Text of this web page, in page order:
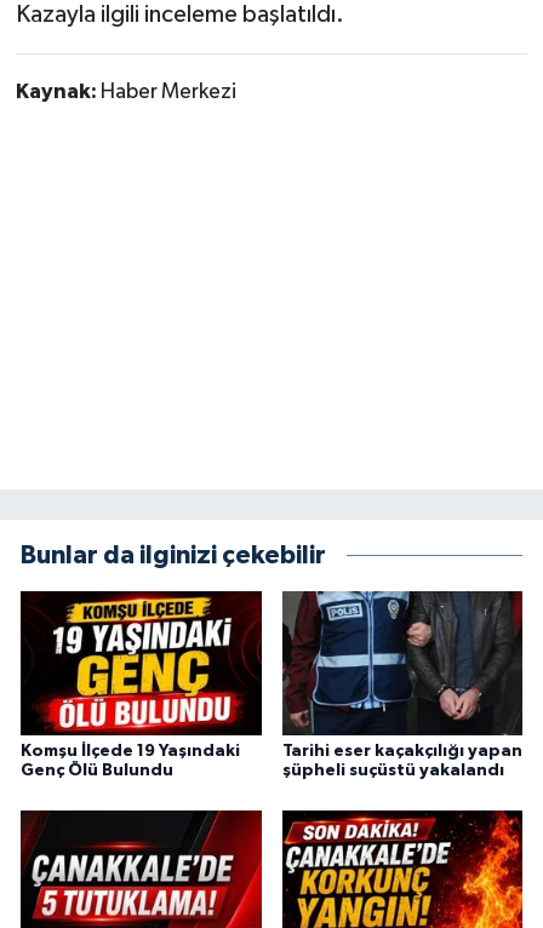
Kazayla ilgili inceleme başlatıldı.
Kaynak: Haber Merkezi
Bunlar da ilginizi çekebilir
Komşu İlçede 19 Yaşındaki
Genç Ölü Bulundu
Tarihi eser kaçakçılığı yapan
şüpheli suçüstü yakalandı
Ulusal
Yaşam